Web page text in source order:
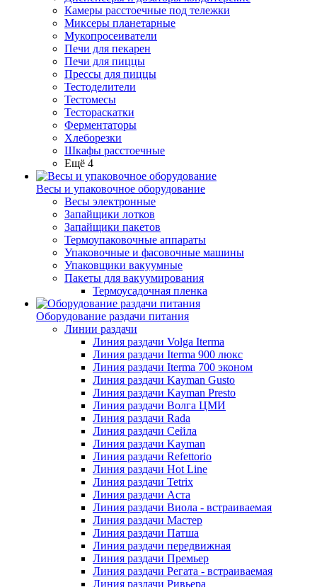
Камеры расстоечные под тележки
Миксеры планетарные
Мукопросеиватели
Печи для пекарен
Печи для пиццы
Прессы для пиццы
Тестоделители
Тестомесы
Тестораскатки
Ферментаторы
Хлеборезки
Шкафы расстоечные
Ещё 4
Весы и упаковочное оборудование
Весы электронные
Запайщики лотков
Запайщики пакетов
Термоупаковочные аппараты
Упаковочные и фасовочные машины
Упаковщики вакуумные
Пакеты для вакуумирования
Термоусадочная пленка
Оборудование раздачи питания
Линии раздачи
Линия раздачи Volga Iterma
Линия раздачи Iterma 900 люкс
Линия раздачи Iterma 700 эконом
Линия раздачи Kayman Gusto
Линия раздачи Kayman Presto
Линия раздачи Волга ЦМИ
Линия раздачи Rada
Линия раздачи Сейла
Линия раздачи Kayman
Линия раздачи Refettorio
Линия раздачи Hot Line
Линия раздачи Tetrix
Линия раздачи Аста
Линия раздачи Виола - встраиваемая
Линия раздачи Мастер
Линия раздачи Патша
Линия раздачи передвижная
Линия раздачи Премьер
Линия раздачи Регата - встраиваемая
Линия раздачи Ривьера